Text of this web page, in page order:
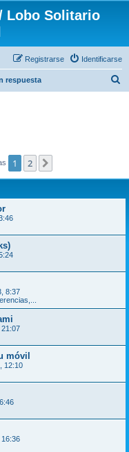
Lobo Solitario
Identificarse
Registrarse
respuesta
1 2
8:37
móvil
12:10